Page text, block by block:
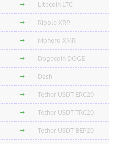
Litecoin LTC
Ripple XRP
Monero XMR
Dogecoin DOGE
Dash
Tether USDT ERC20
Tether USDT TRC20
Tether USDT BEP20